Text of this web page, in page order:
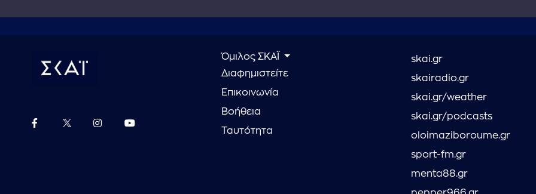
Όμιλος ΣΚΑΪ
Διαφημιστείτε
Επικοινωνία
Βοήθεια
Ταυτότητα
skai.gr
skairadio.gr
skai.gr/weather
skai.gr/podcasts
oloimaziboroume.gr
sport-fm.gr
menta88.gr